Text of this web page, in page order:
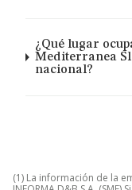
¿Qué lugar
Mediterranea
nacional?
(1) La información de la